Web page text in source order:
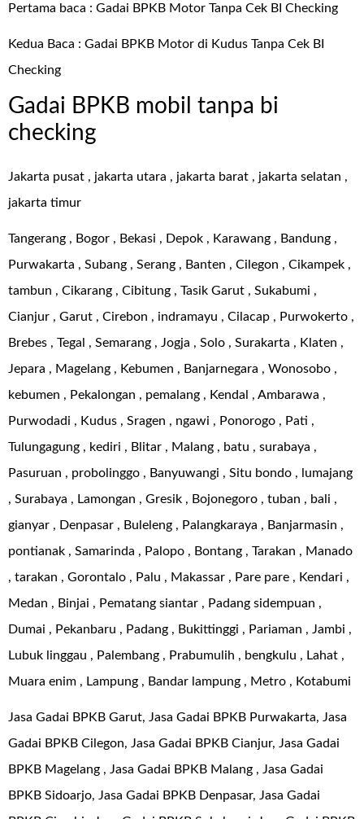
Pertama baca : Gadai BPKB Motor Tanpa Cek BI Checking
Kedua Baca : Gadai BPKB Motor di Kudus Tanpa Cek BI
Checking
Gadai BPKB mobil tanpa bi
checking
Jakarta pusat , jakarta utara , jakarta barat , jakarta selatan ,
jakarta timur
Tangerang , Bogor , Bekasi , Depok , Karawang , Bandung ,
Purwakarta , Subang , Serang , Banten , Cilegon , Cikampek ,
tambun , Cikarang , Cibitung , Tasik Garut , Sukabumi ,
Cianjur , Garut , Cirebon , indramayu , Cilacap , Purwokerto ,
Brebes , Tegal , Semarang , Jogja , Solo , Surakarta , Klaten ,
Jepara , Magelang , Kebumen , Banjarnegara , Wonosobo ,
kebumen , Pekalongan , pemalang , Kendal , Ambarawa ,
Purwodadi , Kudus , Sragen , ngawi , Ponorogo , Pati ,
Tulungagung , kediri , Blitar , Malang , batu , surabaya ,
Pasuruan , probolinggo , Banyuwangi , Situ bondo , lumajang
, Surabaya , Lamongan , Gresik , Bojonegoro , tuban , bali ,
gianyar , Denpasar , Buleleng , Palangkaraya , Banjarmasin ,
pontianak , Samarinda , Palopo , Bontang , Tarakan , Manado
, tarakan , Gorontalo , Palu , Makassar , Pare pare , Kendari ,
Medan , Binjai , Pematang siantar , Padang sidempuan ,
Dumai , Pekanbaru , Padang , Bukittinggi , Pariaman , Jambi ,
Lubuk linggau , Palembang , Prabumulih , bengkulu , Lahat ,
Muara enim , Lampung , Bandar lampung , Metro , Kotabumi
Jasa Gadai BPKB Garut, Jasa Gadai BPKB Purwakarta, Jasa
Gadai BPKB Cilegon, Jasa Gadai BPKB Cianjur, Jasa Gadai
BPKB Magelang , Jasa Gadai BPKB Malang , Jasa Gadai
BPKB Sidoarjo, Jasa Gadai BPKB Denpasar, Jasa Gadai